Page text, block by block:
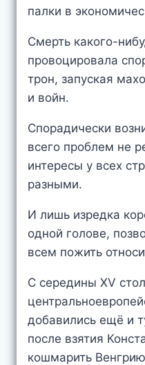
палки в
Смерть какого-
провоцировала
трон, запуская
и войн.
Спорадически
всего проблем не
интересы у всех
разными.
И лишь изредка
одной голове,
всем пожить
С середины XV
добавились ещё и
после взятия
кошмарить